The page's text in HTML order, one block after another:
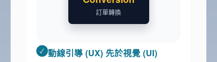
訂單轉換
✓ 動線引導 (UX) 先於視覺 (UI)